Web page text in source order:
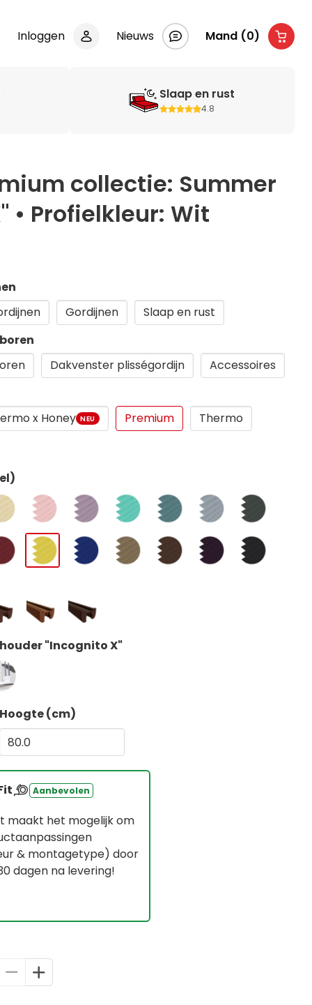
Inloggen Nieuws Mand (0)
Slaap en rust
4.8
collectie: Summer
• Profielkleur: Wit
Gordijnen
Slaap en rust
Dakvenster plisségordijn
Accessoires
x Honey NEU Premium
Thermo
"Incognito X"
Hoogte (cm)
Aanbevolen
maakt het mogelijk om
& montagetype) door
dagen na levering!